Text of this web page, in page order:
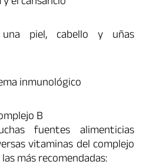
piel, cabello y uñas
inmunológico
B
fuentes alimenticias
vitaminas del complejo
más recomendadas: